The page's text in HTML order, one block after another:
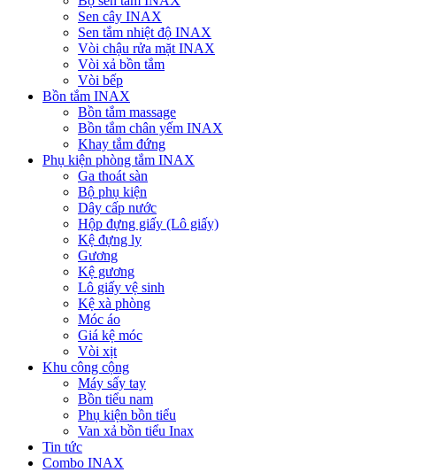
Sen cây INAX
Sen tắm nhiệt độ INAX
Vòi chậu rửa mặt INAX
Vòi xả bồn tắm
Vòi bếp
Bồn tắm INAX
Bồn tắm massage
Bồn tắm chân yếm INAX
Khay tắm đứng
Phụ kiện phòng tắm INAX
Ga thoát sàn
Bộ phụ kiện
Dây cấp nước
Hộp đựng giấy (Lô giấy)
Kệ đựng ly
Gương
Kệ gương
Lô giấy vệ sinh
Kệ xà phòng
Móc áo
Giá kệ móc
Vòi xịt
Khu công cộng
Máy sấy tay
Bồn tiểu nam
Phụ kiện bồn tiểu
Van xả bồn tiểu Inax
Tin tức
Combo INAX